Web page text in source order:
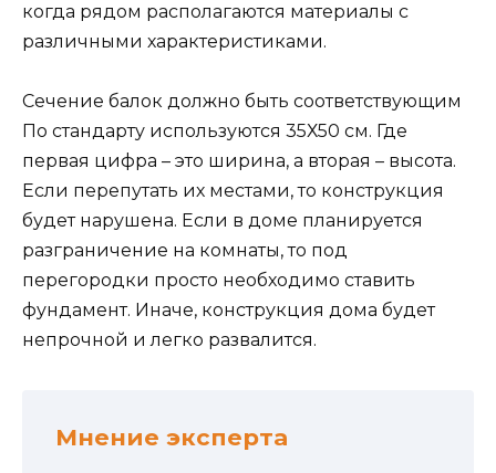
когда рядом располагаются материалы с
различными характеристиками.
Сечение балок должно быть соответствующим
По стандарту используются 35Х50 см. Где
первая цифра – это ширина, а вторая – высота.
Если перепутать их местами, то конструкция
будет нарушена. Если в доме планируется
разграничение на комнаты, то под
перегородки просто необходимо ставить
фундамент. Иначе, конструкция дома будет
непрочной и легко развалится.
Мнение эксперта